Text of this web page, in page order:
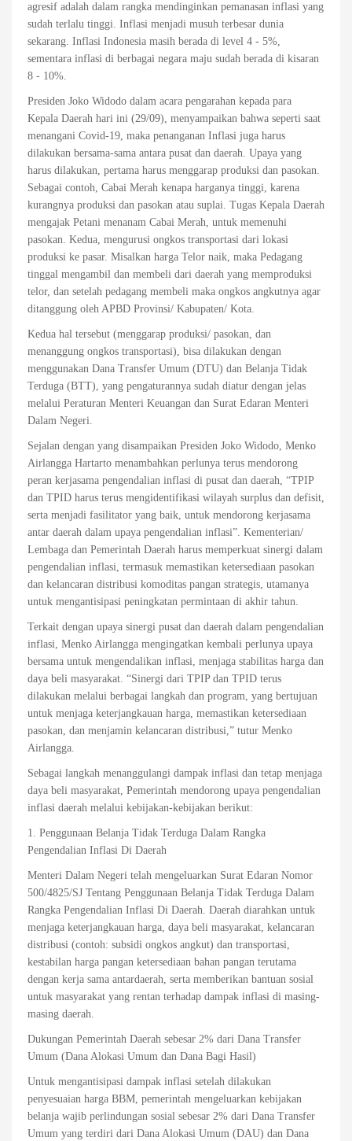
agresif adalah dalam rangka mendinginkan pemanasan inflasi yang
sudah terlalu tinggi. Inflasi menjadi musuh terbesar dunia
sekarang. Inflasi Indonesia masih berada di level 4 - 5%,
sementara inflasi di berbagai negara maju sudah berada di kisaran
8 - 10%.
Presiden Joko Widodo dalam acara pengarahan kepada para
Kepala Daerah hari ini (29/09), menyampaikan bahwa seperti saat
menangani Covid-19, maka penanganan Inflasi juga harus
dilakukan bersama-sama antara pusat dan daerah. Upaya yang
harus dilakukan, pertama harus menggarap produksi dan pasokan.
Sebagai contoh, Cabai Merah kenapa harganya tinggi, karena
kurangnya produksi dan pasokan atau suplai. Tugas Kepala Daerah
mengajak Petani menanam Cabai Merah, untuk memenuhi
pasokan. Kedua, mengurusi ongkos transportasi dari lokasi
produksi ke pasar. Misalkan harga Telor naik, maka Pedagang
tinggal mengambil dan membeli dari daerah yang memproduksi
telor, dan setelah pedagang membeli maka ongkos angkutnya agar
ditanggung oleh APBD Provinsi/ Kabupaten/ Kota.
Kedua hal tersebut (menggarap produksi/ pasokan, dan
menanggung ongkos transportasi), bisa dilakukan dengan
menggunakan Dana Transfer Umum (DTU) dan Belanja Tidak
Terduga (BTT), yang pengaturannya sudah diatur dengan jelas
melalui Peraturan Menteri Keuangan dan Surat Edaran Menteri
Dalam Negeri.
Sejalan dengan yang disampaikan Presiden Joko Widodo, Menko
Airlangga Hartarto menambahkan perlunya terus mendorong
peran kerjasama pengendalian inflasi di pusat dan daerah, “TPIP
dan TPID harus terus mengidentifikasi wilayah surplus dan defisit,
serta menjadi fasilitator yang baik, untuk mendorong kerjasama
antar daerah dalam upaya pengendalian inflasi”. Kementerian/
Lembaga dan Pemerintah Daerah harus memperkuat sinergi dalam
pengendalian inflasi, termasuk memastikan ketersediaan pasokan
dan kelancaran distribusi komoditas pangan strategis, utamanya
untuk mengantisipasi peningkatan permintaan di akhir tahun.
Terkait dengan upaya sinergi pusat dan daerah dalam pengendalian
inflasi, Menko Airlangga mengingatkan kembali perlunya upaya
bersama untuk mengendalikan inflasi, menjaga stabilitas harga dan
daya beli masyarakat. “Sinergi dari TPIP dan TPID terus
dilakukan melalui berbagai langkah dan program, yang bertujuan
untuk menjaga keterjangkauan harga, memastikan ketersediaan
pasokan, dan menjamin kelancaran distribusi,” tutur Menko
Airlangga.
Sebagai langkah menanggulangi dampak inflasi dan tetap menjaga
daya beli masyarakat, Pemerintah mendorong upaya pengendalian
inflasi daerah melalui kebijakan-kebijakan berikut:
1. Penggunaan Belanja Tidak Terduga Dalam Rangka
Pengendalian Inflasi Di Daerah
Menteri Dalam Negeri telah mengeluarkan Surat Edaran Nomor
500/4825/SJ Tentang Penggunaan Belanja Tidak Terduga Dalam
Rangka Pengendalian Inflasi Di Daerah. Daerah diarahkan untuk
menjaga keterjangkauan harga, daya beli masyarakat, kelancaran
distribusi (contoh: subsidi ongkos angkut) dan transportasi,
kestabilan harga pangan ketersediaan bahan pangan terutama
dengan kerja sama antardaerah, serta memberikan bantuan sosial
untuk masyarakat yang rentan terhadap dampak inflasi di masing-
masing daerah.
Dukungan Pemerintah Daerah sebesar 2% dari Dana Transfer
Umum (Dana Alokasi Umum dan Dana Bagi Hasil)
Untuk mengantisipasi dampak inflasi setelah dilakukan
penyesuaian harga BBM, pemerintah mengeluarkan kebijakan
belanja wajib perlindungan sosial sebesar 2% dari Dana Transfer
Umum yang terdiri dari Dana Alokasi Umum (DAU) dan Dana